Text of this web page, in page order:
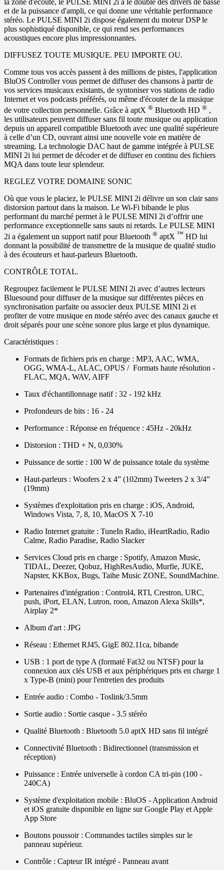
et de la puissance d'ampli, ce qui donne une véritable performance
stéréo. Le PULSE MINI 2i dispose également du moteur DSP le
plus sophistiqué disponible, ce qui rend ses performances
acoustiques encore plus impressionnantes.
DIFFUSEZ TOUTE MUSIQUE. PEU IMPORTE OU.
Comme tous vos accès passent à des millions de pistes, l'application
BluOS Controller vous permet de diffuser des chansons à partir de
vos services musicaux existants, de syntoniser vos stations de radio
Internet et vos podcasts préférés, ou même d'écouter de la musique
de votre collection personnelle. Grâce à aptX ® Bluetooth HD ® ,
les utilisateurs peuvent diffuser sans fil toute musique ou application
depuis un appareil compatible Bluetooth avec une qualité supérieure
à celle d’un CD, ouvrant ainsi une nouvelle voie en matière de
streaming. La technologie DAC haut de gamme intégrée à PULSE
MINI 2i lui permet de décoder et de diffuser en continu des fichiers
MQA dans toute leur splendeur.
REGLEZ VOTRE DOMAINE SONIC
Où que vous le placiez, le PULSE MINI 2i délivre un son clair sans
distorsion partout dans la maison. Le Wi-Fi bibande le plus
performant du marché permet à le PULSE MINI 2i d’offrir une
performance exceptionnelle sans sauts ni retards. Le PULSE MINI
2i a également un support natif pour Bluetooth ® aptX ™ HD lui
donnant la possibilité de transmettre de la musique de qualité studio
à des écouteurs et haut-parleurs Bluetooth.
CONTRÔLE TOTAL.
Regroupez facilement le PULSE MINI 2i avec d’autres lecteurs
Bluesound pour diffuser de la musique sur différentes pièces en
synchronisation parfaite ou associer deux PULSE MINI 2i et
profiter de votre musique en mode stéréo avec des canaux gauche et
droit séparés pour une scène sonore plus large et plus dynamique.
Caractéristiques :
Formats de fichiers pris en charge : MP3, AAC, WMA,
OGG, WMA-L, ALAC, OPUS / Formats haute résolution -
FLAC, MQA, WAV, AIFF
Taux d'échantillonnage natif : 32 - 192 kHz
Profondeurs de bits : 16 - 24
Performance : Réponse en fréquence : 45Hz - 20kHz
Distorsion : THD + N, 0,030%
Puissance de sortie : 100 W de puissance totale du système
Haut-parleurs : Woofers 2 x 4” (102mm) Tweeters 2 x 3/4”
(19mm)
Systèmes d'exploitation pris en charge : iOS, Android,
Windows Vista, 7, 8, 10, MacOS X 7-10
Radio Internet gratuite : TuneIn Radio, iHeartRadio, Radio
Calme, Radio Paradise, Radio Slacker
Services Cloud pris en charge : Spotify, Amazon Music,
TIDAL, Deezer, Qobuz, HighResAudio, Murfie, JUKE,
Napster, KKBox, Bugs, Taihe Music ZONE, SoundMachine.
Partenaires d'intégration : Control4, RTI, Crestron, URC,
push, iPort, ELAN, Lutron, roon, Amazon Alexa Skills*,
Airplay 2*
Album d'art : JPG
Réseau : Ethernet RJ45, GigE 802.11ca, bibande
USB : 1 port de type A (formaté Fat32 ou NTSF) pour la
connexion aux clés USB et aux périphériques pris en charge 1
x Type-B (mini) pour l'entretien des produits
Entrée audio : Combo - Toslink/3.5mm
Sortie audio : Sortie casque - 3.5 stéréo
Qualité Bluetooth : Bluetooth 5.0 aptX HD sans fil intégré
Connectivité Bluetooth : Bidirectionnel (transmission et
réception)
Puissance : Entrée universelle à cordon CA tri-pin (100 -
240CA)
Système d'exploitation mobile : BluOS - Application Android
et iOS gratuite disponible en ligne sur Google Play et Apple
App Store
Boutons poussoir : Commandes tactiles simples sur le
panneau supérieur.
Contrôle : Capteur IR intégré - Panneau avant